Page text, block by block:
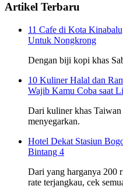
Artikel Terbaru
11 Cafe di Kota
Untuk Nongkrong
Dengan biji kopi khas
10 Kuliner Halal dan
Wajib Kamu Coba saat
Dari kuliner khas Taiwan
menyegarkan.
Hotel Dekat Stasiun
Bintang 4
Dari yang harganya 200
rate terjangkau, cek